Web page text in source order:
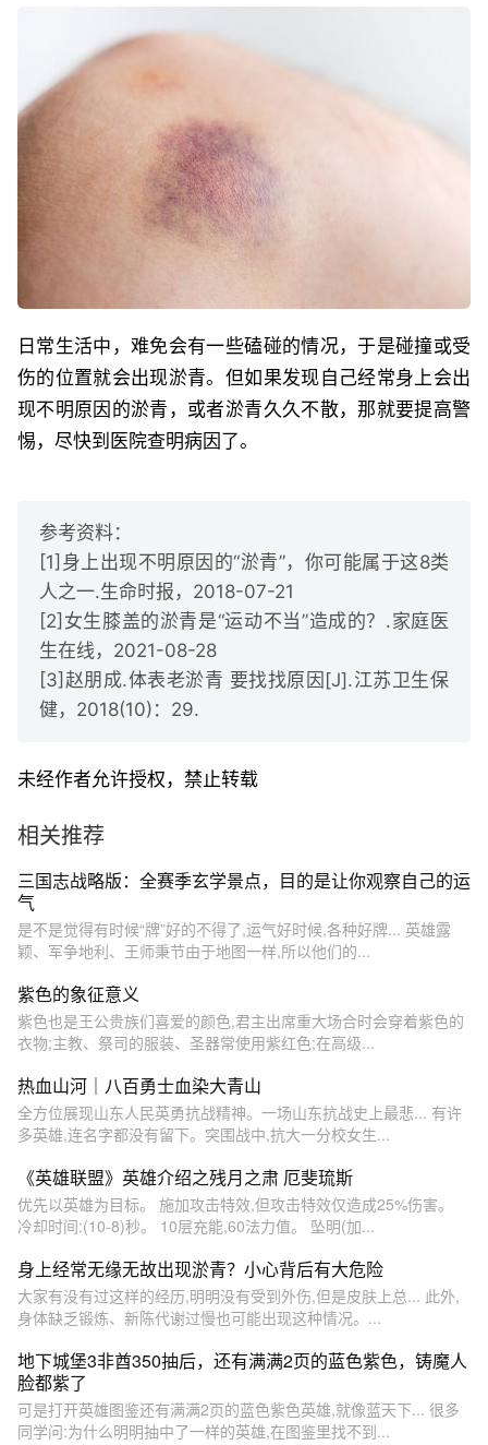
日常生活中，难免会有一些磕碰的情况，于是碰撞或受
伤的位置就会出现淤青。但如果发现自己经常身上会出
现不明原因的淤青，或者淤青久久不散，那就要提高警
惕，尽快到医院查明病因了。
参考资料：
[1]身上出现不明原因的“淤青”，你可能属于这8类
人之一.生命时报，2018-07-21
[2]女生膝盖的淤青是“运动不当”造成的？.家庭医
生在线，2021-08-28
[3]赵朋成.体表老淤青 要找找原因[J].江苏卫生保
健，2018(10)：29.
未经作者允许授权，禁止转载
相关推荐
三国志战略版：全赛季玄学景点，目的是让你观察自己的运
气
是不是觉得有时候“牌”好的不得了,运气好时候,各种好牌... 英雄露
颖、军争地利、王师秉节由于地图一样,所以他们的...
紫色的象征意义
紫色也是王公贵族们喜爱的颜色,君主出席重大场合时会穿着紫色的
衣物;主教、祭司的服装、圣器常使用紫红色;在高级...
热血山河｜八百勇士血染大青山
全方位展现山东人民英勇抗战精神。一场山东抗战史上最悲... 有许
多英雄,连名字都没有留下。突围战中,抗大一分校女生...
《英雄联盟》英雄介绍之残月之肃 厄斐琉斯
优先以英雄为目标。 施加攻击特效,但攻击特效仅造成25%伤害。
冷却时间:(10-8)秒。 10层充能,60法力值。 坠明(加...
身上经常无缘无故出现淤青？小心背后有大危险
大家有没有过这样的经历,明明没有受到外伤,但是皮肤上总... 此外,
身体缺乏锻炼、新陈代谢过慢也可能出现这种情况。...
地下城堡3非酋350抽后，还有满满2页的蓝色紫色，铸魔人
脸都紫了
可是打开英雄图鉴还有满满2页的蓝色紫色英雄,就像蓝天下... 很多
同学问:为什么明明抽中了一样的英雄,在图鉴里找不到...